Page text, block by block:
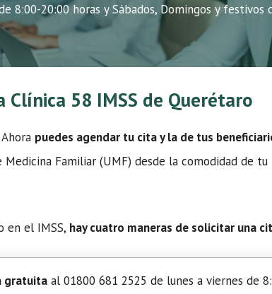
8:00-20:00 horas y Sábados, Domingos y festivos
Clínica 58 IMSS de Querétaro
puedes agendar tu cita y la de tus
Familiar (UMF) desde la comodidad de tu
en el IMSS, hay cuatro maneras de solicitar una
gratuita al 01800 681 2525 de lunes a viernes de